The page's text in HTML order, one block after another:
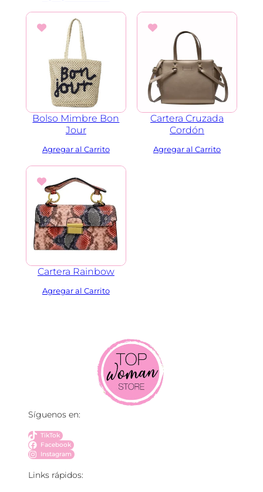
Bolso Mimbre Bon
Jour
Cartera Cruzada
Cordón
Cartera Rainbow
Síguenos en:
TikTok
Facebook
Instagram
Links rápidos: